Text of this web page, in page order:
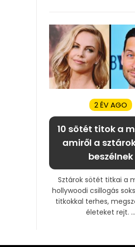
2 ÉV AGO
10 sötét titok a
amiről a
beszélnek
Sztárok sötét titkai a
hollywoodi csillogás
titkokkal terhes,
életeket rejt. ...